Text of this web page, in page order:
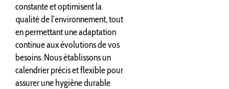
constante et optimisent la
qualité de l'environnement, tout
en permettant une adaptation
continue aux évolutions de vos
besoins. Nous établissons un
calendrier précis et flexible pour
assurer une hygiène durable